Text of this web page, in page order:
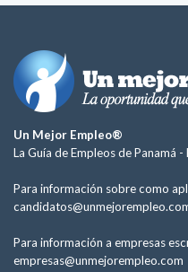
Un Mejor Empleo®
La Guía de Empleos de Panamá -
Para información sobre como
Para información a empresas
empresas@unmejorempleo.com